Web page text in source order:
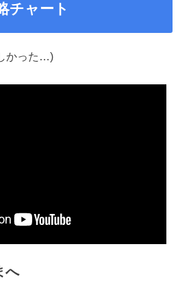
チャート
かった…)
へ